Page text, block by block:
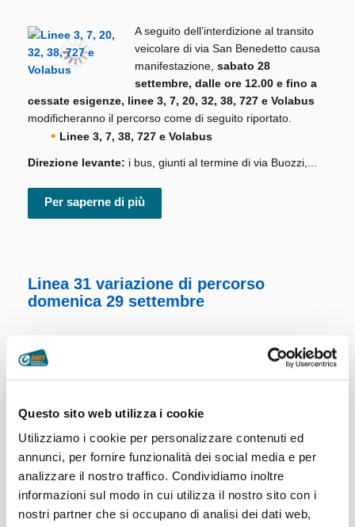
Questo sito web utilizza i cookie
Utilizziamo i cookie per personalizzare contenuti ed
annunci, per fornire funzionalità dei social media e per
analizzare il nostro traffico. Condividiamo inoltre
informazioni sul modo in cui utilizza il nostro sito con i
nostri partner che si occupano di analisi dei dati web,
A seguito dell’interdizione al transito
veicolare di via San Benedetto causa
manifestazione, sabato 28
settembre, dalle ore 12.00 e fino a
cessate esigenze, linee 3, 7, 20, 32, 38, 727 e Volabus
modificheranno il percorso come di seguito riportato.
Linee 3, 7, 38, 727 e Volabus
Direzione levante: i bus, giunti al termine di via Buozzi,...
Per saperne di più
Linea 31 variazione di percorso
domenica 29 settembre
veicolare di un tratto di corso Italia in
occasione della marcia “Dream Run
dalle ore 08.30 alle ore 13.00
linea 31
seguito indicato:Direzione levante:i bus, giunti in corso
Italia, proseguono per via...
Per saperne di più